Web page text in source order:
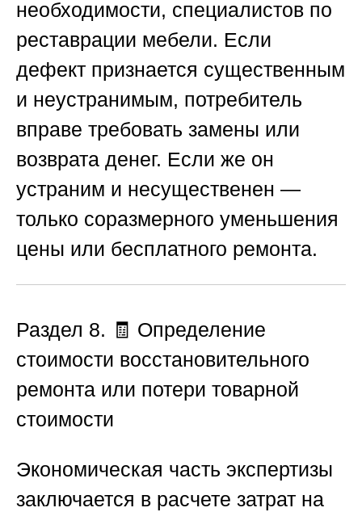
необходимости, специалистов по
реставрации мебели. Если
дефект признается существенным
и неустранимым, потребитель
вправе требовать замены или
возврата денег. Если же он
устраним и несущественен —
только соразмерного уменьшения
цены или бесплатного ремонта.
Раздел 8. 🧾 Определение
стоимости восстановительного
ремонта или потери товарной
стоимости
Экономическая часть экспертизы
заключается в расчете затрат на